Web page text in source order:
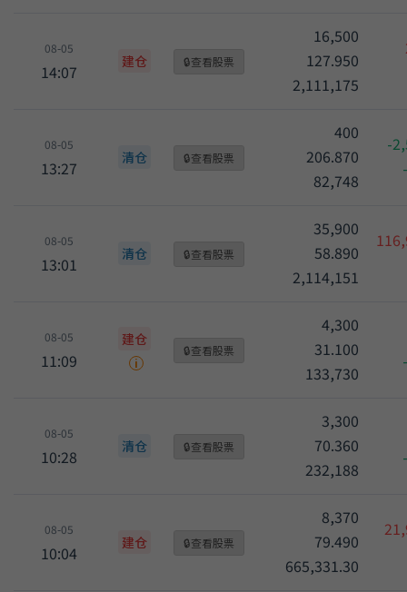
08-05
14:07 建仓 🔒查看股票
16,500
127.950
2,111,175
08-05
13:27 清仓 🔒查看股票
400
206.870
82,748
-
08-05
13:01 清仓 🔒查看股票
35,900
58.890
2,114,151
08-05
11:09
建仓
i
🔒查看股票
4,300
31.100
133,730
08-05
10:28 清仓 🔒查看股票
3,300
70.360
232,188
08-05
10:04 建仓 🔒查看股票
8,370
79.490
665,331.30